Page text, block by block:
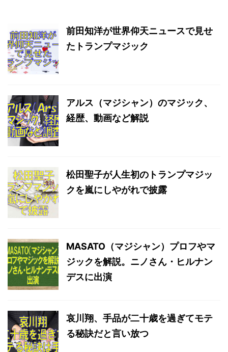
前田知洋が世界仰天ニュースで見せ
たトランプマジック
アルス（マジシャン）のマジック、
経歴、動画など解説
松田聖子が人生初のトランプマジッ
クを嵐にしやがれで披露
MASATO（マジシャン）プロフやマ
ジックを解説。ニノさん・ヒルナン
デスに出演
哀川翔、手品が二十歳を過ぎてモテ
る秘訣だと言い放つ